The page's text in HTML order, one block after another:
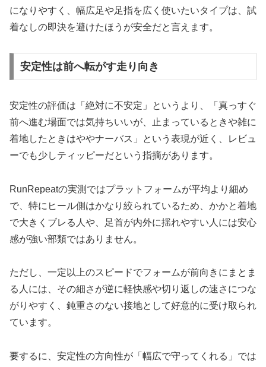
になりやすく、幅広足や足指を広く使いたいタイプは、試
着なしの即決を避けたほうが安全だと言えます。
安定性は前へ転がす走り向き
安定性の評価は「絶対に不安定」というより、「真っすぐ
前へ進む場面では気持ちいいが、止まっているときや雑に
着地したときはややナーバス」という表現が近く、レビュ
ーでも少しティッピーだという指摘があります。
RunRepeatの実測ではプラットフォームが平均より細め
で、特にヒール側はかなり絞られているため、かかと着地
で大きくブレる人や、足首が内外に揺れやすい人には安心
感が強い部類ではありません。
ただし、一定以上のスピードでフォームが前向きにまとま
る人には、その細さが逆に軽快感や切り返しの速さにつな
がりやすく、鈍重さのない接地として好意的に受け取られ
ています。
要するに、安定性の方向性が「幅広で守ってくれる」では